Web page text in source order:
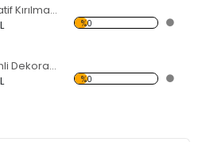
Taşlar Dekoratif Kırılmaz Ayna
%0
Yaprak Desenli Dekoratif Kırılmaz Ayna
%0